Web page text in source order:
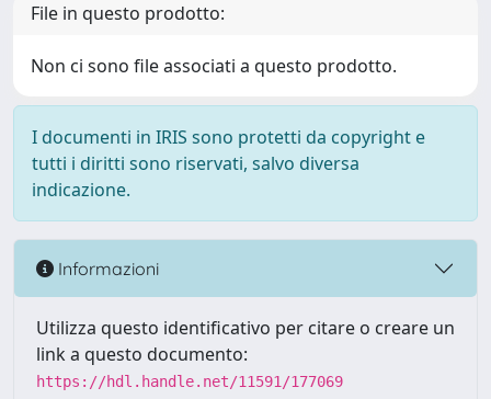
File in questo prodotto:
Non ci sono file associati a questo prodotto.
I documenti in IRIS sono protetti da copyright e
tutti i diritti sono riservati, salvo diversa
indicazione.
Informazioni
Utilizza questo identificativo per citare o creare un
link a questo documento:
https://hdl.handle.net/11591/177069